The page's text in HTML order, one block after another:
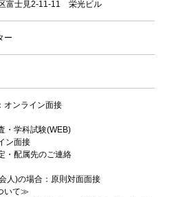
富士見2-11-11 栄光ビル
ー
ンライン面接
・学科試験(WEB)
ン面接
・配属先のご連絡
人)の場合：原則対面面接
いて≫